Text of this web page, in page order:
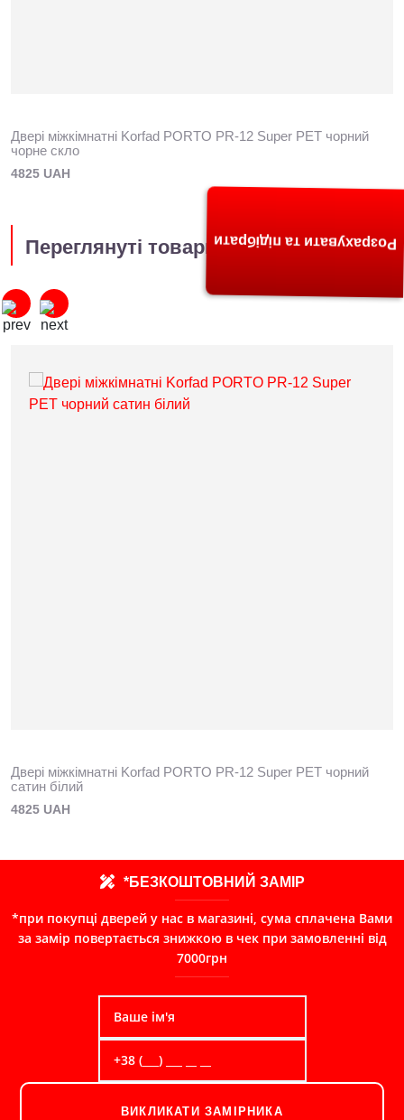
Двері міжкімнатні Korfad PORTO PR-12 Super PET чорний
чорне скло
4825 UAH
Переглянуті товари
Двері міжкімнатні Korfad PORTO PR-12 Super PET чорний
сатин білий
4825 UAH
*БЕЗКОШТОВНИЙ ЗАМІР
*при покупці дверей у нас в магазині, сума сплачена Вами
за замір повертається знижкою в чек при замовленні від
7000грн
ВИКЛИКАТИ ЗАМІРНИКА
Розрахувати та підібрати